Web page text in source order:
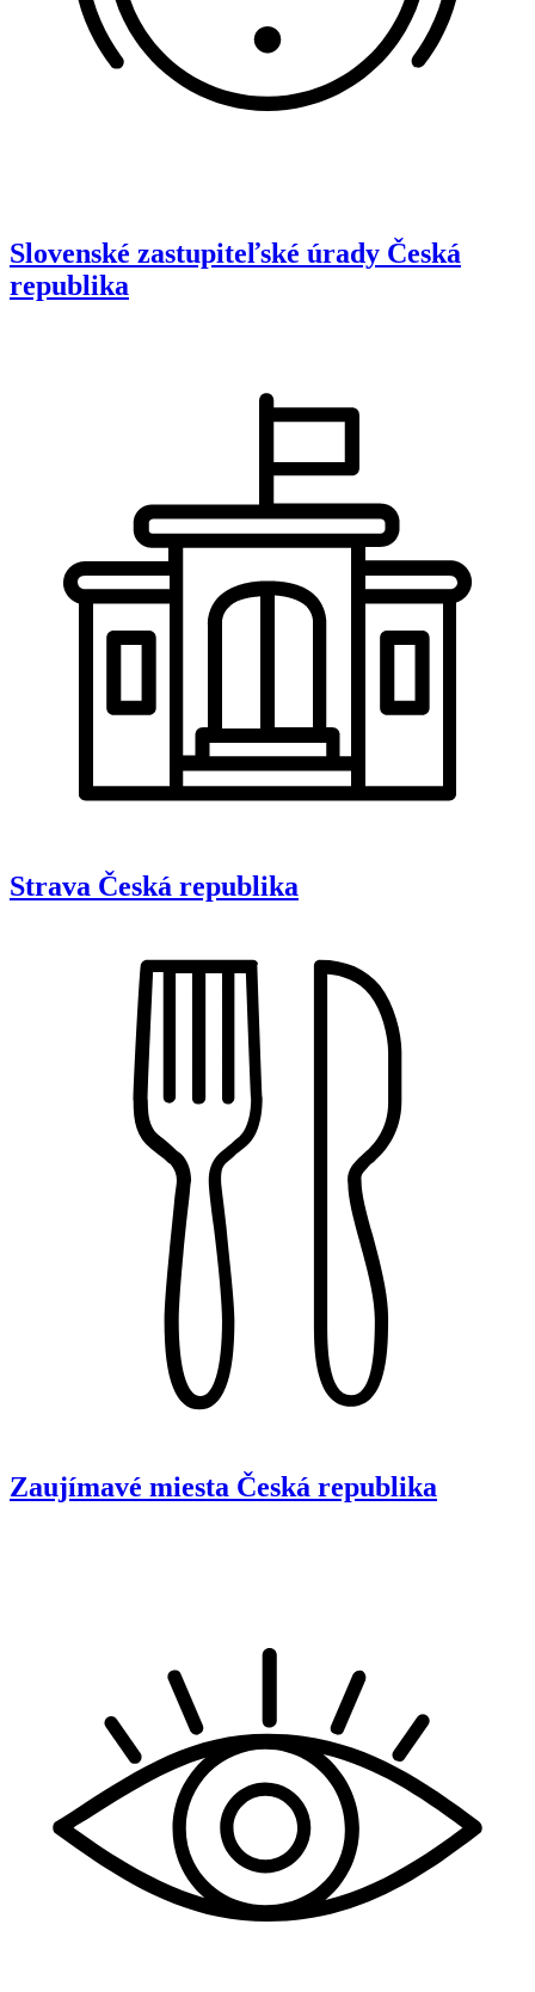
Slovenské zastupiteľské úrady Česká
republika
Strava Česká republika
Zaujímavé miesta Česká republika